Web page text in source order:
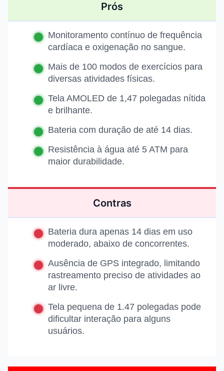
Prós
Monitoramento contínuo de frequência
cardíaca e oxigenação no sangue.
Mais de 100 modos de exercícios para
diversas atividades físicas.
Tela AMOLED de 1,47 polegadas nítida
e brilhante.
Bateria com duração de até 14 dias.
Resistência à água até 5 ATM para
maior durabilidade.
Contras
Bateria dura apenas 14 dias em uso
moderado, abaixo de concorrentes.
Ausência de GPS integrado, limitando
rastreamento preciso de atividades ao
ar livre.
Tela pequena de 1.47 polegadas pode
dificultar interação para alguns
usuários.